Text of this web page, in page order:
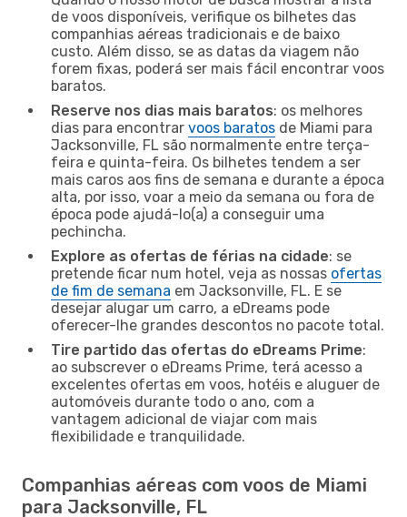
de voos disponíveis, verifique os bilhetes das
companhias aéreas tradicionais e de baixo
custo. Além disso, se as datas da viagem não
forem fixas, poderá ser mais fácil encontrar voos
baratos.
Reserve nos dias mais baratos: os melhores
dias para encontrar voos baratos de Miami para
Jacksonville, FL são normalmente entre terça-
feira e quinta-feira. Os bilhetes tendem a ser
mais caros aos fins de semana e durante a época
alta, por isso, voar a meio da semana ou fora de
época pode ajudá-lo(a) a conseguir uma
pechincha.
Explore as ofertas de férias na cidade: se
pretende ficar num hotel, veja as nossas ofertas
de fim de semana em Jacksonville, FL. E se
desejar alugar um carro, a eDreams pode
oferecer-lhe grandes descontos no pacote total.
Tire partido das ofertas do eDreams Prime:
ao subscrever o eDreams Prime, terá acesso a
excelentes ofertas em voos, hotéis e aluguer de
automóveis durante todo o ano, com a
vantagem adicional de viajar com mais
flexibilidade e tranquilidade.
Companhias aéreas com voos de Miami
para Jacksonville, FL